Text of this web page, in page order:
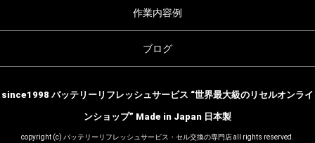
作業内容例
ブログ
since1998 バッテリーリフレッシュサービス “世界最大級のリセルオンライ
ンショップ” Made in Japan 日本製
copyright (c) バッテリーリフレッシュサービス・セル交換の専門店 all rights reserved.